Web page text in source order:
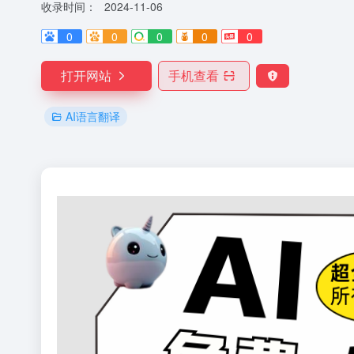
收录时间：
2024-11-06
0
0 0 0 0
打开网站 手机查看
AI语言翻译